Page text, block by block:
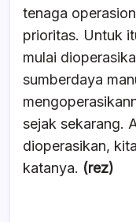
tenaga
prioritas. Untuk
mulai
sumberdaya
sejak sekarang.
dioperasikan,
katanya. (rez)